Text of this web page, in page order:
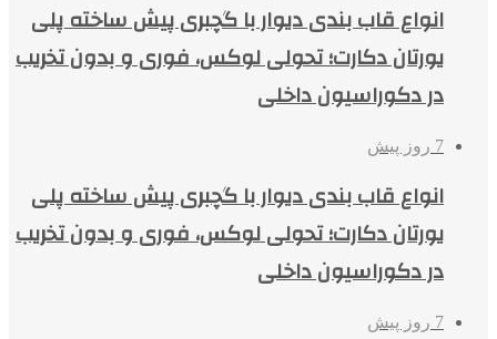
انواع قاب بندی دیوار با گچبری پیش ساخته پلی
یورتان دکارت؛ تحولی لوکس، فوری و بدون تخریب
در دکوراسیون داخلی
7 روز پیش
انواع قاب بندی دیوار با گچبری پیش ساخته پلی
یورتان دکارت؛ تحولی لوکس، فوری و بدون تخریب
در دکوراسیون داخلی
7 روز پیش